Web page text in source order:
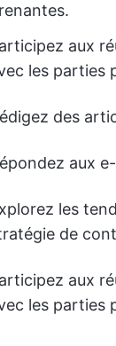
aux
les parties
des
aux
les
de
aux
les parties